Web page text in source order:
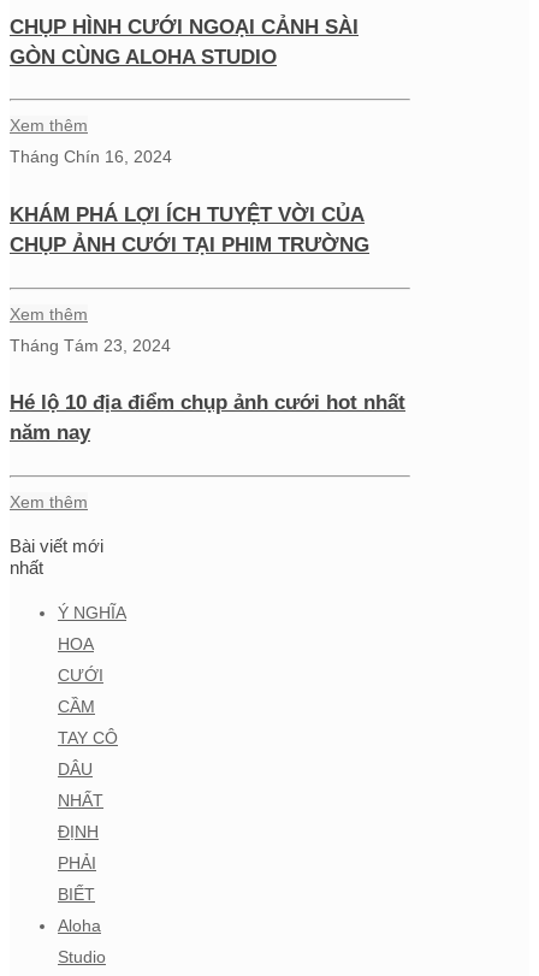
CHỤP HÌNH CƯỚI NGOẠI CẢNH SÀI
GÒN CÙNG ALOHA STUDIO
Xem thêm
Tháng Chín 16, 2024
KHÁM PHÁ LỢI ÍCH TUYỆT VỜI CỦA
CHỤP ẢNH CƯỚI TẠI PHIM TRƯỜNG
Xem thêm
Tháng Tám 23, 2024
Hé lộ 10 địa điểm chụp ảnh cưới hot nhất
năm nay
Xem thêm
Bài viết mới
nhất
Ý NGHĨA
HOA
CƯỚI
CẦM
TAY CÔ
DÂU
NHẤT
ĐỊNH
PHẢI
BIẾT
Aloha
Studio